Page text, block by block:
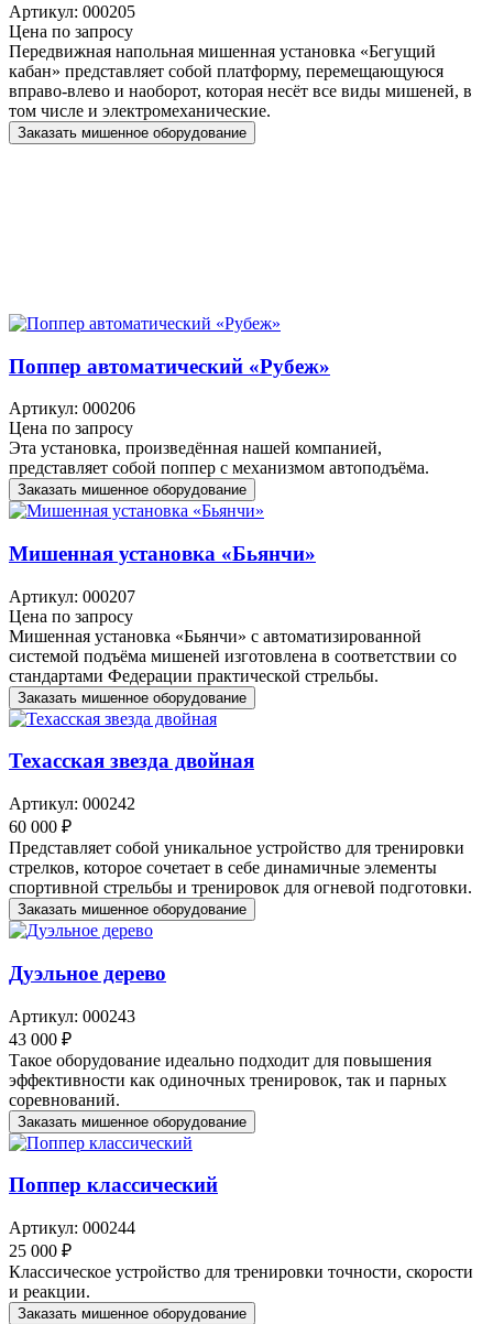
Артикул: 000205
Цена по запросу
Передвижная напольная мишенная установка «Бегущий
кабан» представляет собой платформу, перемещающуюся
вправо-влево и наоборот, которая несёт все виды мишеней, в
том числе и электромеханические.
Заказать мишенное оборудование
Поппер автоматический «Рубеж»
Артикул: 000206
Цена по запросу
Эта установка, произведённая нашей компанией,
представляет собой поппер с механизмом автоподъёма.
Заказать мишенное оборудование
Мишенная установка «Бьянчи»
Артикул: 000207
Цена по запросу
Мишенная установка «Бьянчи» с автоматизированной
системой подъёма мишеней изготовлена в соответствии со
стандартами Федерации практической стрельбы.
Заказать мишенное оборудование
Техасская звезда двойная
Артикул: 000242
60 000 ₽
Представляет собой уникальное устройство для тренировки
стрелков, которое сочетает в себе динамичные элементы
спортивной стрельбы и тренировок для огневой подготовки.
Заказать мишенное оборудование
Дуэльное дерево
Артикул: 000243
43 000 ₽
Такое оборудование идеально подходит для повышения
эффективности как одиночных тренировок, так и парных
соревнований.
Заказать мишенное оборудование
Поппер классический
Артикул: 000244
25 000 ₽
Классическое устройство для тренировки точности, скорости
и реакции.
Заказать мишенное оборудование